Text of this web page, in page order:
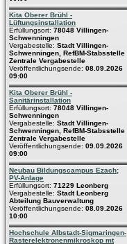
Kita Oberer Brühl -
Lüftungsinstallation
Erfüllungsort: 78048 Villingen-
Schwenningen
Vergabestelle: Stadt Villingen-
Schwenningen, RefBM-Stabsstelle
Zentrale Vergabestelle
Veröffentlichungsende: 08.09.2026
09:00
Kita Oberer Brühl -
Sanitärinstallation
Erfüllungsort: 78048 Villingen-
Schwenningen
Vergabestelle: Stadt Villingen-
Schwenningen, RefBM-Stabsstelle
Zentrale Vergabestelle
Veröffentlichungsende: 09.09.2026
09:00
Neubau Bildungscampus Ezach;
PV-Anlage
Erfüllungsort: 71229 Leonberg
Vergabestelle: Stadt Leonberg
Abteilung Bauverwaltung
Veröffentlichungsende: 08.09.2026
10:00
Hochschule Albstadt-Sigmaringen-
Rasterelektronenmikroskop mt